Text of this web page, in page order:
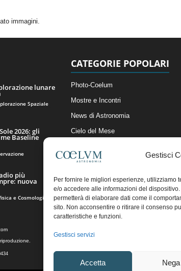
Gestisci
Per fornire le migliori esperienze, utilizziamo
e/o accedere alle informazioni del
permetterà di elaborare dati come il
sito. Non acconsentire o ritirare il consenso
caratteristiche e funzioni.
Gestisci servizi
Accetta Nega
immagini.
lunare
Spaziale
2026: gli
Baseline
più
nuova
e Cosmologia
CATEGORIE POPOLARI
Photo-Coelum
Mostre e Incontri
News di Astronomia
Cielo del Mese
Articoli e Risorse On-Line
Il Blog della Redazione